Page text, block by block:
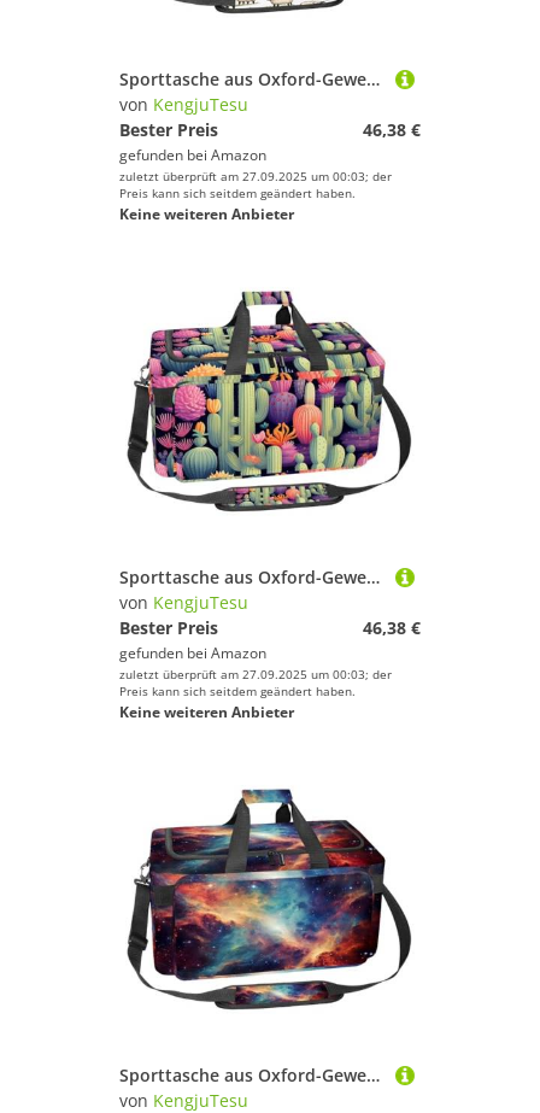
Sporttasche aus Oxford-Gewebe, mit abnehmbarem Schultergurt, Trainings-Handtasche, Übernachtungstasche für Damen und Herren, Blau/Rosa Marmorierung, Mehrfarbig 20, Einheitsgröße, Handgepäck
von KengjuTesu
Bester Preis
46,38 €
gefunden bei Amazon
zuletzt überprüft am 27.09.2025 um 00:03; der
Preis kann sich seitdem geändert haben.
Keine weiteren Anbieter
Sporttasche aus Oxford-Gewebe, mit abnehmbarem Schultergurt, Trainings-Handtasche, Übernachtungstasche für Damen und Herren, Tiefsee-Hai, Mehrfarbig 19, Einheitsgröße, Handgepäck
von KengjuTesu
Bester Preis
46,38 €
gefunden bei Amazon
zuletzt überprüft am 27.09.2025 um 00:03; der
Preis kann sich seitdem geändert haben.
Keine weiteren Anbieter
Sporttasche aus Oxford-Gewebe, mit abnehmbarem Schultergurt, Trainings-Handtasche, Übernachtungstasche für Damen und Herren, galaktischer Farbplanet, Mehrfarbig 5, Einheitsgröße, Handgepäck
von KengjuTesu